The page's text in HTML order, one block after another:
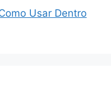
Usar Dentro